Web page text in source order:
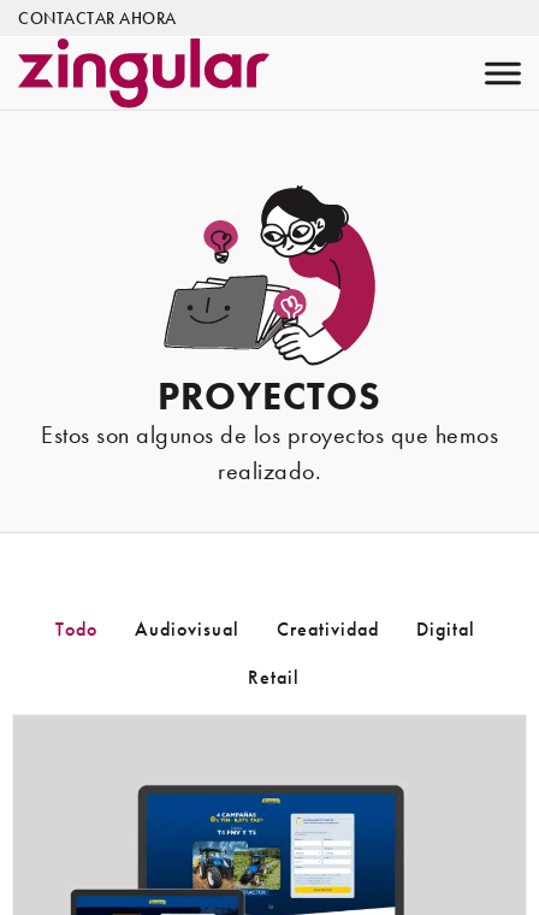
CONTACTAR AHORA
PROYECTOS
Estos son algunos de los proyectos que hemos
realizado.
Todo Audiovisual Creatividad
Digital
Retail